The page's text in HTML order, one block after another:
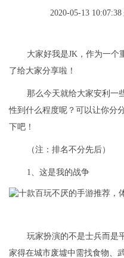
2020-05-13 10:07:38
大家好我是JK，作为一个
了给大家分享啦！
那么今天就给大家安利一
性到什么程度呢？可以让你分
下吧！
（注：排名不分先后）
1、这是我的战争
玩家扮演的不是士兵而是
家得在城市废墟中需找食物、